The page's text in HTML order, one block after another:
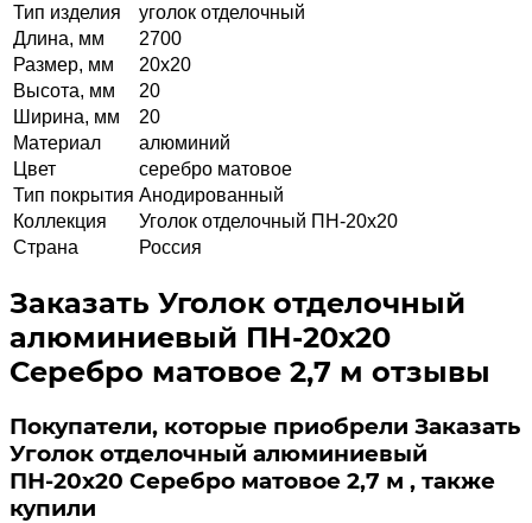
Тип изделия
уголок отделочный
Длина, мм
2700
Размер, мм
20х20
Высота, мм
20
Ширина, мм
20
Материал
алюминий
Цвет
серебро матовое
Тип покрытия Анодированный
Коллекция
Уголок отделочный ПН-20х20
Страна
Россия
Заказать Уголок отделочный
алюминиевый ПН-20х20
Серебро матовое 2,7 м отзывы
Покупатели, которые приобрели Заказать
Уголок отделочный алюминиевый
ПН-20х20 Серебро матовое 2,7 м , также
купили